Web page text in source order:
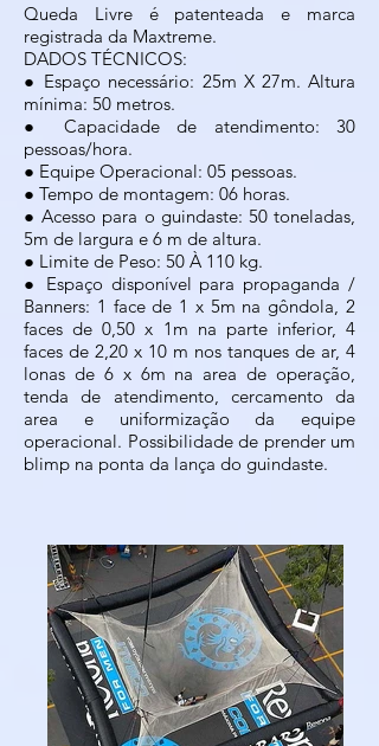
Queda Livre é patenteada e marca
registrada da Maxtreme.
DADOS TÉCNICOS:
● Espaço necessário: 25m X 27m. Altura
mínima: 50 metros.
● Capacidade de atendimento: 30
pessoas/hora.
● Equipe Operacional: 05 pessoas.
● Tempo de montagem: 06 horas.
● Acesso para o guindaste: 50 toneladas,
5m de largura e 6 m de altura.
● Limite de Peso: 50 À 110 kg.
● Espaço disponível para propaganda /
Banners: 1 face de 1 x 5m na gôndola, 2
faces de 0,50 x 1m na parte inferior, 4
faces de 2,20 x 10 m nos tanques de ar, 4
lonas de 6 x 6m na area de operação,
tenda de atendimento, cercamento da
area e uniformização da equipe
operacional. Possibilidade de prender um
blimp na ponta da lança do guindaste.